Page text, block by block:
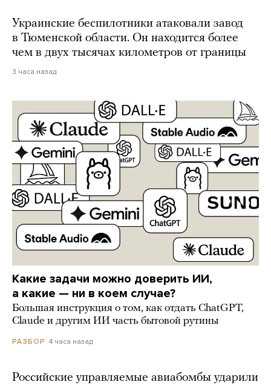
Украинские беспилотники атаковали завод
в Тюменской области. Он находится более
чем в двух тысячах километров от границы
3 часа назад
Какие задачи можно доверить ИИ,
а какие — ни в коем случае?
Большая инструкция о том, как отдать ChatGPT,
Claude и другим ИИ часть бытовой рутины
РАЗБОР 4 часа назад
Российские управляемые авиабомбы ударили